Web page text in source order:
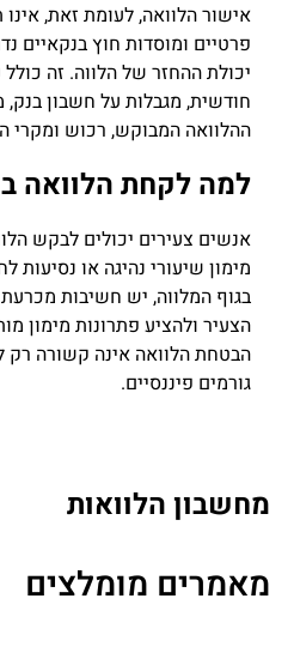
אישור הלוואה, לעומת זאת, אינו
פרטיים ומוסדות חוץ בנקאיים
יכולת ההחזר של הלווה. זה
חודשית, מגבלות על חשבון
ההלוואה המבוקש, רכוש ומקרי
למה לקחת הלוואה
אנשים צעירים יכולים לבקש
מימון שיעורי נהיגה או נסיעות
בגוף המלווה, יש חשיבות
הצעיר ולהציע פתרונות מימון
הבטחת הלוואה אינה קשורה
גורמים פיננסיים.
מחשבון הלוואות
מאמרים מומלצים